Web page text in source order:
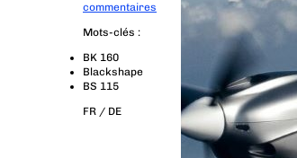
commentaires
Mots-clés :
BK 160
Blackshape
BS 115
FR / DE